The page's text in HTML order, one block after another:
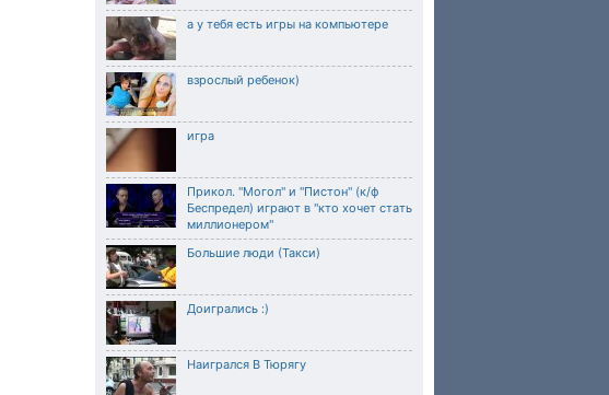
а у тебя есть игры на компьютере
взрослый ребенок)
игра
Прикол. "Могол" и "Пистон" (к/ф
Беспредел) играют в "кто хочет стать
миллионером"
Большие люди (Такси)
Доигрались :)
Наигрался В Тюрягу